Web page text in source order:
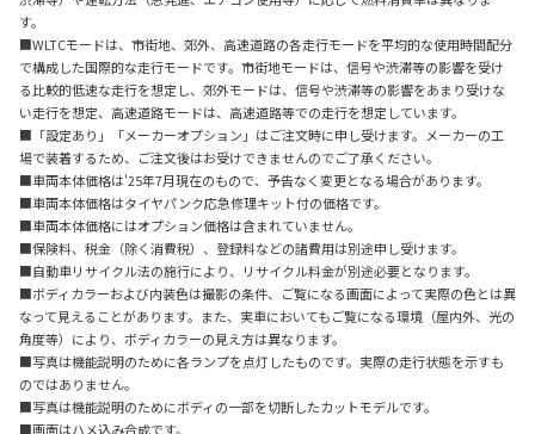
す。
■WLTCモードは、市街地、郊外、高速道路の各走行モードを平均的な使用時間配分
で構成した国際的な走行モードです。市街地モードは、信号や渋滞等の影響を受け
る比較的低速な走行を想定し、郊外モードは、信号や渋滞等の影響をあまり受けな
い走行を想定、高速道路モードは、高速道路等での走行を想定しています。
■「設定あり」「メーカーオプション」はご注文時に申し受けます。メーカーの工
場で装着するため、ご注文後はお受けできませんのでご了承ください。
■車両本体価格は'25年7月現在のもので、予告なく変更となる場合があります。
■車両本体価格はタイヤパンク応急修理キット付の価格です。
■車両本体価格にはオプション価格は含まれていません。
■保険料、税金（除く消費税）、登録料などの諸費用は別途申し受けます。
■自動車リサイクル法の施行により、リサイクル料金が別途必要となります。
■ボディカラーおよび内装色は撮影の条件、ご覧になる画面によって実際の色とは異
なって見えることがあります。また、実車においてもご覧になる環境（屋内外、光の
角度等）により、ボディカラーの見え方は異なります。
■写真は機能説明のために各ランプを点灯したものです。実際の走行状態を示すも
のではありません。
■写真は機能説明のためにボディの一部を切断したカットモデルです。
■画面はハメ込み合成です。